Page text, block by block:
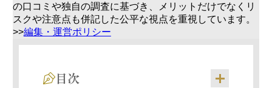
の口コミや独自の調査に基づき、メリットだけでなくリ
スクや注意点も併記した公平な視点を重視しています。
>>編集・運営ポリシー
目次